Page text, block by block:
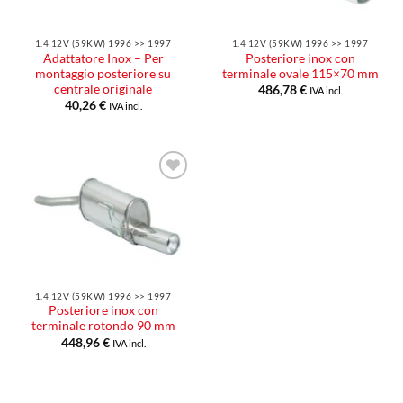
1.4 12V (59KW) 1996 >> 1997
Adattatore Inox – Per
montaggio posteriore su
centrale originale
40,26€ IVA incl.
1.4 12V (59KW) 1996 >> 1997
Posteriore inox con
terminale ovale 115×70 mm
486,78€ IVA incl.
alla lista
desideri
1.4 12V (59KW) 1996 >> 1997
Posteriore inox con
terminale rotondo 90 mm
448,96€ IVA incl.